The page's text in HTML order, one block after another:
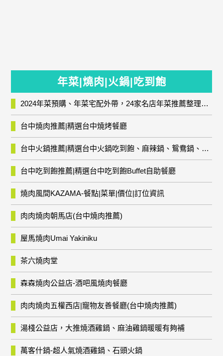
年菜|燒肉|火鍋|吃到飽
2024年菜預購、年菜宅配外帶，24家名店年菜推薦整理，圍爐輕鬆上菜團圓趣
台中燒肉推薦|精選台中燒烤餐廳
台中火鍋推薦|精選台中火鍋吃到飽、麻辣鍋、鴛鴦鍋、石頭火鍋、酸菜白肉鍋、海鮮鍋、燒酒雞、麻油雞、壽喜燒等熱門人氣火鍋店!
台中吃到飽推薦|精選台中吃到飽Buffet自助餐廳
燒肉風間KAZAMA-餐點|菜單|價位|訂位資訊
肉肉燒肉朝馬店(台中燒肉推薦)
屋馬燒肉Umai Yakiniku
茶六燒肉堂
森森燒肉公益店-酒吧風燒肉餐廳
肉肉燒肉五權西店|寵物友善餐廳(台中燒肉推薦)
湯棧公益店，大推燒酒雞鍋、麻油雞鍋暖暖有夠補
萬客什鍋-超人氣燒酒雞鍋、石頭火鍋